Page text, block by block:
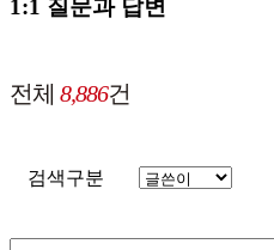
1:1 질문과 답변
전체 8,886건
검색구분